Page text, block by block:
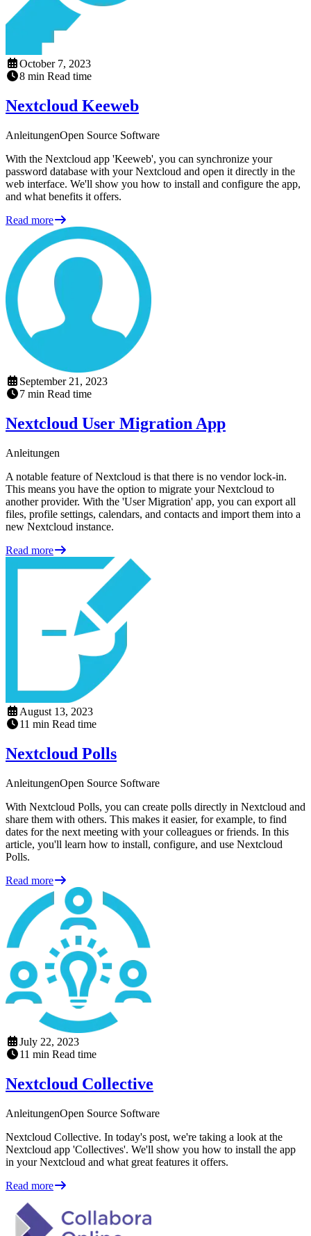
October 7, 2023
8 min Read time
Nextcloud Keeweb
AnleitungenOpen Source Software
With the Nextcloud app 'Keeweb', you can synchronize your
password database with your Nextcloud and open it directly in the
web interface. We'll show you how to install and configure the app,
and what benefits it offers.
Read more
September 21, 2023
7 min Read time
Nextcloud User Migration App
Anleitungen
A notable feature of Nextcloud is that there is no vendor lock-in.
This means you have the option to migrate your Nextcloud to
another provider. With the 'User Migration' app, you can export all
files, profile settings, calendars, and contacts and import them into a
new Nextcloud instance.
Read more
August 13, 2023
11 min Read time
Nextcloud Polls
AnleitungenOpen Source Software
With Nextcloud Polls, you can create polls directly in Nextcloud and
share them with others. This makes it easier, for example, to find
dates for the next meeting with your colleagues or friends. In this
article, you'll learn how to install, configure, and use Nextcloud
Polls.
Read more
July 22, 2023
11 min Read time
Nextcloud Collective
AnleitungenOpen Source Software
Nextcloud Collective. In today's post, we're taking a look at the
Nextcloud app 'Collectives'. We'll show you how to install the app
in your Nextcloud and what great features it offers.
Read more